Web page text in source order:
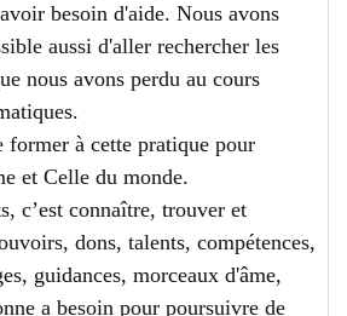
besoin d'aide. Nous avons
aussi d'aller rechercher les
nous avons perdu au cours
former à cette pratique pour
et Celle du monde.
c’est connaître, trouver et
dons, talents, compétences,
guidances, morceaux d'âme,
a besoin pour poursuivre de